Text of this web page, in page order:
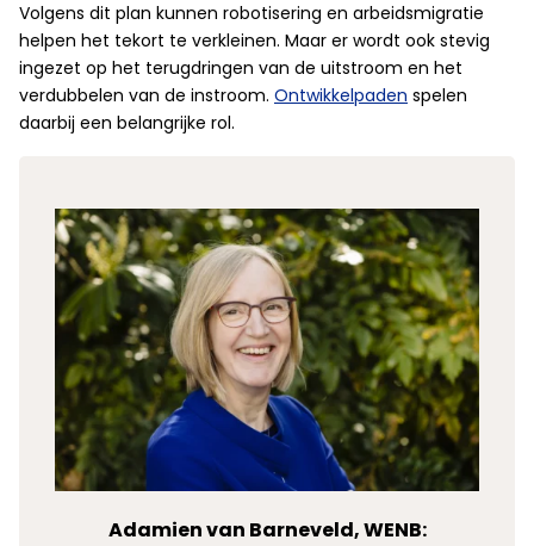
Volgens dit plan kunnen robotisering en arbeidsmigratie
helpen het tekort te verkleinen. Maar er wordt ook stevig
ingezet op het terugdringen van de uitstroom en het
verdubbelen van de instroom. Ontwikkelpaden spelen
daarbij een belangrijke rol.
Adamien van Barneveld, WENB: